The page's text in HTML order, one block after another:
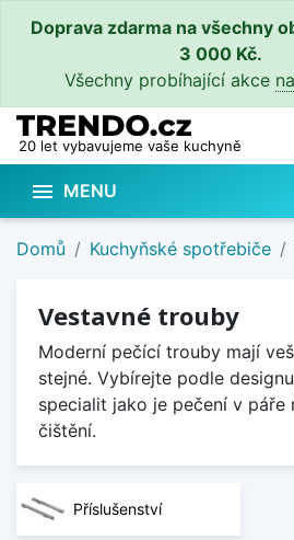
Doprava zdarma na všechny
3 000 Kč.
Všechny probíhající akce
20 let vybavujeme vaše kuchyně
 MENU
Domů Kuchyňské spotřebiče
Vestavné trouby
Moderní pečící trouby mají
stejné. Vybírejte podle
specialit jako je pečení v
čištění.
Příslušenství